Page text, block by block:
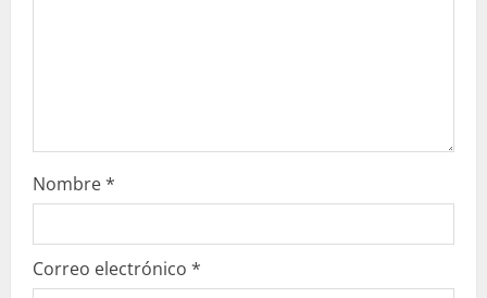
Nombre*
Correo electrónico *